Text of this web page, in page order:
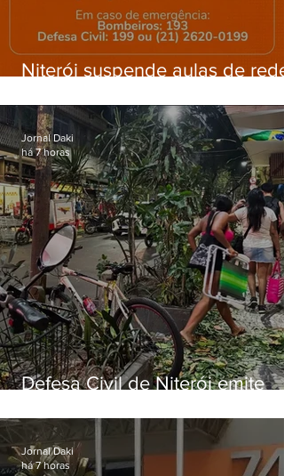
Niterói suspende aulas de rede
ventos fortes nesta sexta (7)
Defesa Civil de Niterói emite
sexta-feira (07)
Jornal Daki
há 7 horas
Jornal Daki
há 7 horas